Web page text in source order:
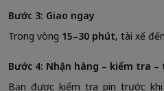
Bước 3: Giao ngay
Trong vòng 15–30 phút, tài xế
Bước 4: Nhận hàng – kiểm tra
Bạn được kiểm tra pin trước